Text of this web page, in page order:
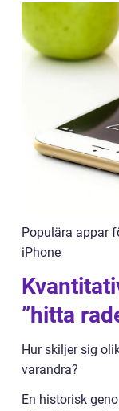
Populära appar
iPhone
”hitta
Hur skiljer sig
varandra?
En historisk